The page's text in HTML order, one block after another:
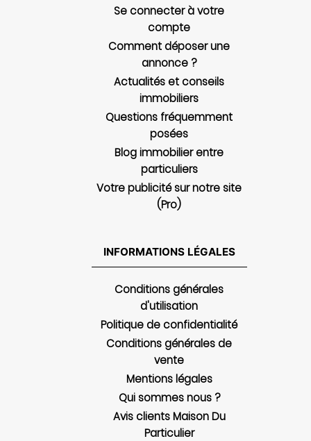
Se connecter à votre
compte
Comment déposer une
annonce ?
Actualités et conseils
immobiliers
Questions fréquemment
posées
Blog immobilier entre
particuliers
Votre publicité sur notre site
(Pro)
INFORMATIONS LÉGALES
Conditions générales
d'utilisation
Politique de confidentialité
Conditions générales de
vente
Mentions légales
Qui sommes nous ?
Avis clients Maison Du
Particulier